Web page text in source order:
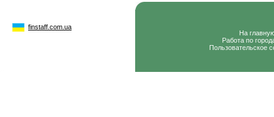
finstaff.com.ua
На
Работа по
Пользовательское